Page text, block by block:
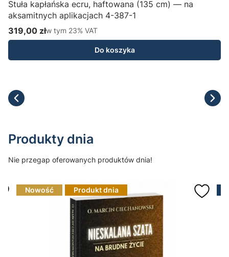
Stuła kapłańska ecru, haftowana (135 cm) — na
aksamitnych aplikacjach 4-387-1
Cena brutto
319,00 złw tym %s VAT
w tym 23% VAT
Do koszyka
Produkty dnia
Nie przegap oferowanych produktów dnia!
Nowość Produkt dnia